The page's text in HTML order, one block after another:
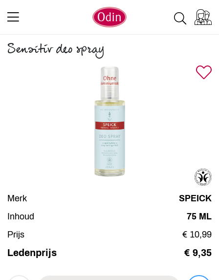
Sensitiv deo spray
Merk
SPEICK
Inhoud
75 ML
Prijs
€ 10,99
Ledenprijs € 9,35